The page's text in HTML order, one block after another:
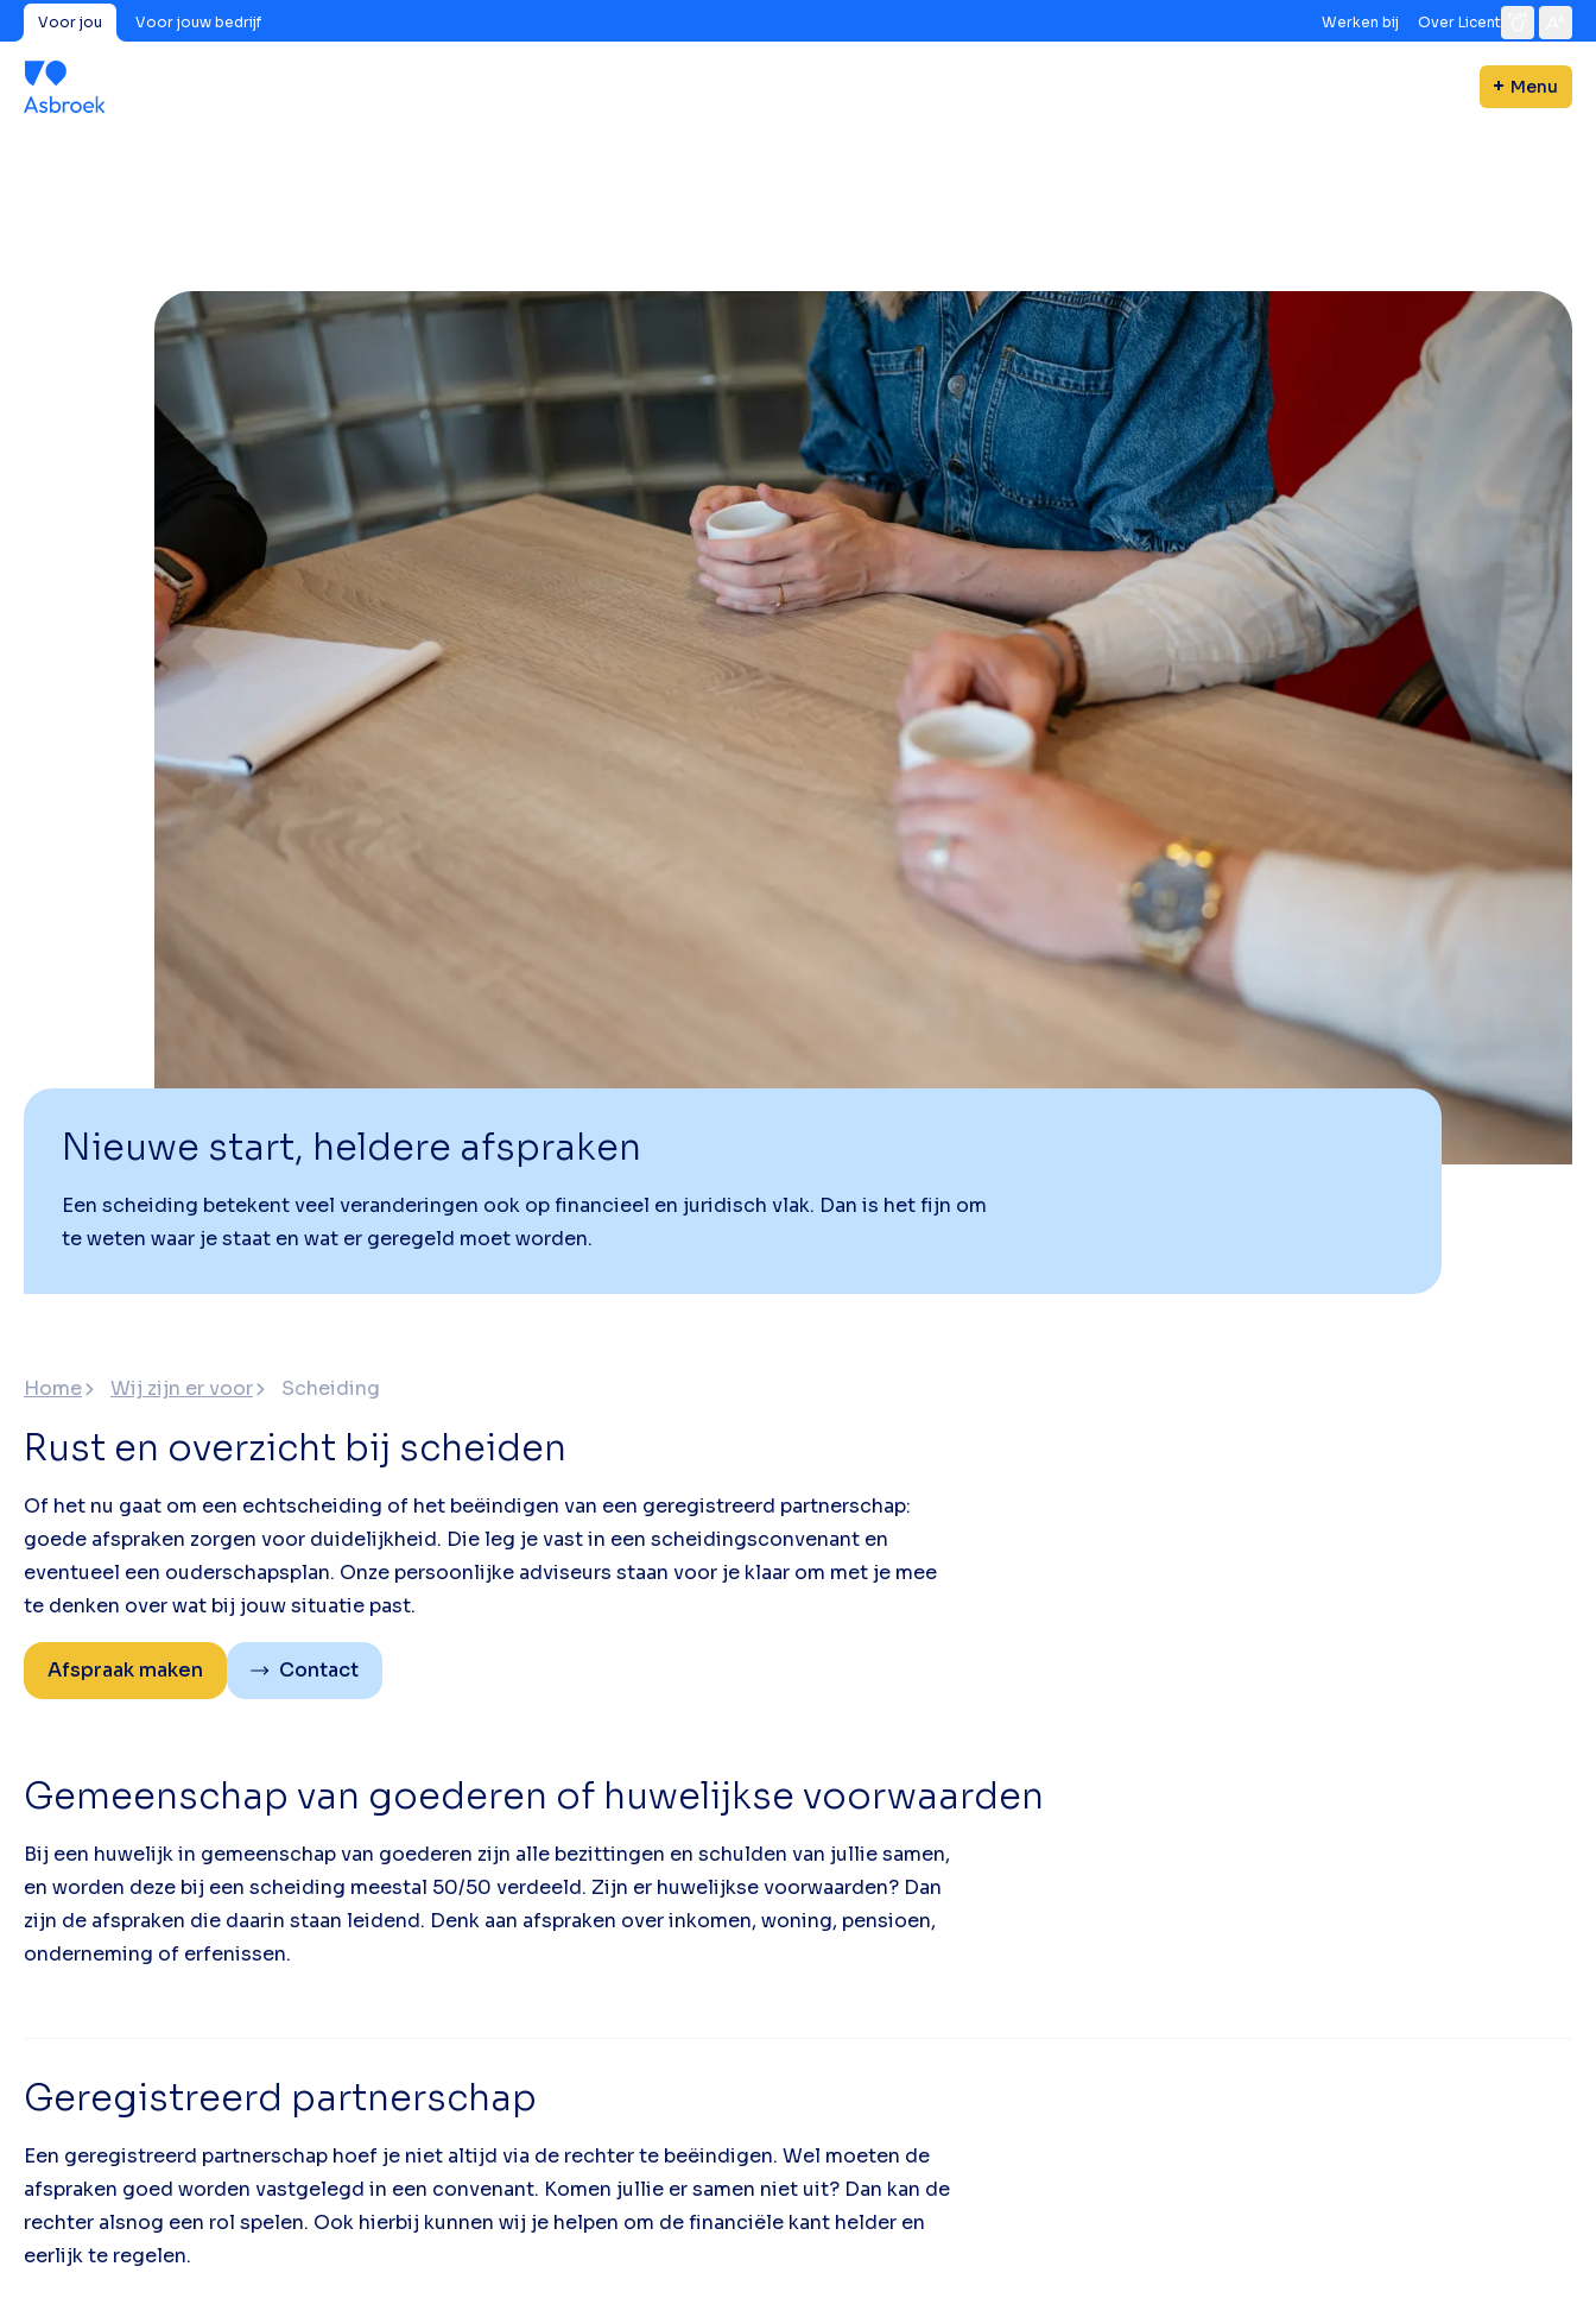
Voor jou Voor jouw bedrijf Werken bij Over Licent
Menu
Nieuwe start, heldere afspraken
Een scheiding betekent veel veranderingen ook op financieel en juridisch vlak. Dan is het fijn om
te weten waar je staat en wat er geregeld moet worden.
Home Wij zijn er voor Scheiding
Rust en overzicht bij scheiden
Of het nu gaat om een echtscheiding of het beëindigen van een geregistreerd partnerschap:
goede afspraken zorgen voor duidelijkheid. Die leg je vast in een scheidingsconvenant en
eventueel een ouderschapsplan. Onze persoonlijke adviseurs staan voor je klaar om met je mee
te denken over wat bij jouw situatie past.
Afspraak maken Contact
Gemeenschap van goederen of huwelijkse voorwaarden
Bij een huwelijk in gemeenschap van goederen zijn alle bezittingen en schulden van jullie samen,
en worden deze bij een scheiding meestal 50/50 verdeeld. Zijn er huwelijkse voorwaarden? Dan
zijn de afspraken die daarin staan leidend. Denk aan afspraken over inkomen, woning, pensioen,
onderneming of erfenissen.
Geregistreerd partnerschap
Een geregistreerd partnerschap hoef je niet altijd via de rechter te beëindigen. Wel moeten de
afspraken goed worden vastgelegd in een convenant. Komen jullie er samen niet uit? Dan kan de
rechter alsnog een rol spelen. Ook hierbij kunnen wij je helpen om de financiële kant helder en
eerlijk te regelen.